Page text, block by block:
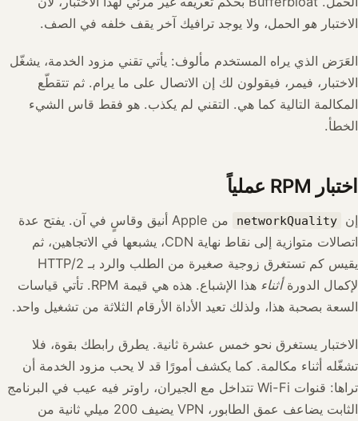
الاختبار هو الحمل، ولا يوجد ترافيك آخر يقف خلفه في الصف.
العَرَض الذي يراه المستخدم مألوف: يأتي تقني مزود الخدمة، يشغّل
الاختبار، فيمر، فيقولون لك إن الاتصال على ما يرام. ثم تتقطّع
المكالمة التالية كما هي. التقني لم يكذب. هو فقط قاس الشيء
الخطأ.
اختبار RPM عملياً
إن networkQuality
من Apple أنيق وقاسٍ في آن. يفتح عدة
اتصالات متوازية إلى نقاط نهاية CDN، يشبعها في الاتجاهين، ثم
يقيس كم تستغرق زوجية صغيرة من الطلب والرد بـ HTTP/2
لإكمال الدورةأثناء
هذا الإشباع. هذه هي قيمة RPM. تأتي قياسات
السعة بصحبة هذا، ولذلك تعيد الأداة الأرقام الثلاثة من تشغيل واحد.
الاختبار يستغرق نحو خمس عشرة ثانية. يطرق رابطك بقوة، فلا
تشغّله أثناء مكالمة. كما يكشف أمورًا قد لا يحب مزود الخدمة أن
تراها: قنوات Wi-Fi تتداخل مع الجيران، راوتر فيه عيب في البرنامج
الثابت يضاعف عمق الطابور، VPN يضيف 200 ميلي ثانية من